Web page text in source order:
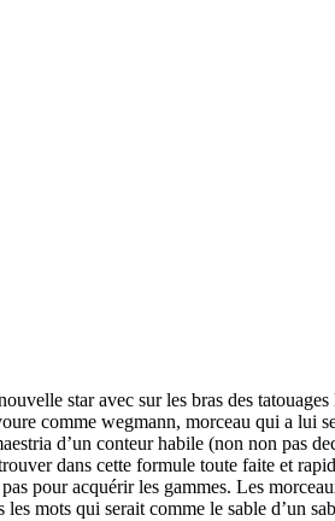
star avec sur les bras des
comme wegmann, morceau qui a lui
d’un conteur habile (non non pas
dans cette formule toute faite et
pour acquérir les gammes. Les
mots qui serait comme le sable d’un